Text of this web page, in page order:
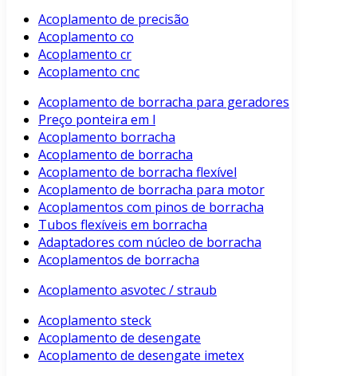
Acoplamento de precisão
Acoplamento co
Acoplamento cr
Acoplamento cnc
Acoplamento de borracha para geradores
Preço ponteira em l
Acoplamento borracha
Acoplamento de borracha
Acoplamento de borracha flexível
Acoplamento de borracha para motor
Acoplamentos com pinos de borracha
Tubos flexíveis em borracha
Adaptadores com núcleo de borracha
Acoplamentos de borracha
Acoplamento asvotec / straub
Acoplamento steck
Acoplamento de desengate
Acoplamento de desengate imetex